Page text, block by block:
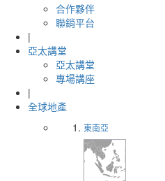
合作夥伴
聯銷平台
|
亞太講堂
亞太講堂
專場講座
|
全球地產
東南亞